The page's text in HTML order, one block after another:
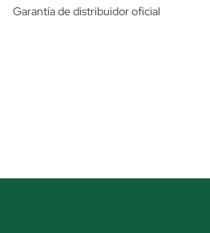
Garantía de distribuidor oficial